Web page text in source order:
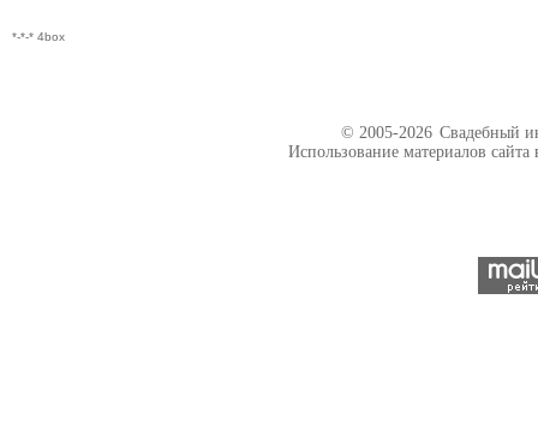
*-*-* 4box
© 2005-2026 Свадебный
Использование материалов